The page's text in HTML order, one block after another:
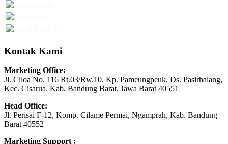
Kontak Kami
Marketing Office:
Jl. Ciloa No. 116 Rt.03/Rw.10. Kp. Pameungpeuk, Ds. Pasirhalang,
Kec. Cisarua. Kab. Bandung Barat, Jawa Barat 40551
Head Office:
Jl. Perisai F-12, Komp. Cilame Permai, Ngamprah, Kab. Bandung
Barat 40552
Marketing Support ;